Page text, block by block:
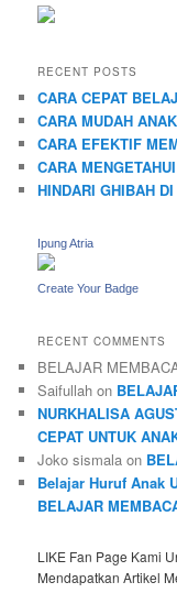
RECENT POSTS
CARA CEPAT
CARA MUDAH
CARA EFEKTIF
CARA
HINDARI GHIBAH
Ipung Atria
Create Your Badge
RECENT COMMENTS
BELAJAR
Saifullah on
NURKHALISA
CEPAT UNTUK
Joko sismala on
Belajar Huruf Anak
BELAJAR
LIKE Fan Page Kami
Mendapatkan Artikel